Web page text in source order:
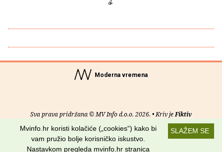
Moderna vremena
Sva prava pridržana © MV Info d.o.o. 2026. • Kriv jeFiktiv
Uvjeti korištenja RSS kanaliSLAŽEM SE
Mvinfo.hr koristi kolačiće („cookies“) kako bi
vam pružio bolje korisničko iskustvo.
Nastavkom pregleda mvinfo.hr stranica